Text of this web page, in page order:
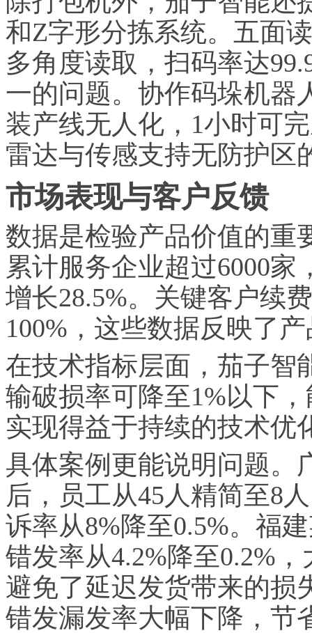
和Z字形分拣系统。五面
多角度读取，扫码率达
一的问题。协作码垛机器
装产线无人化，1小时可
雷达与传感支持无防护区
市场表现与客户反馈
数据是检验产品价值的重
累计服务企业超过6000家
增长28.5%。关键客户续
100%，这些数据反映了
在技术指标层面，茄子智
输破损率可降至1%以下
实现得益于持续的技术优
具体案例更能说明问题。
后，员工从45人精简至8
诉率从8%降至0.5%。福
错发率从4.2%降至0.2%
避免了延迟发货带来的损
错发漏发率大幅下降，节